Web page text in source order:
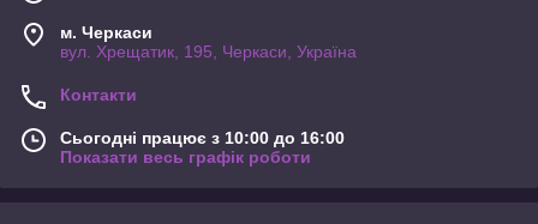
м. Черкаси
вул. Хрещатик, 195, Черкаси, Україна
Контакти
Сьогодні працює з 10:00 до 16:00
Показати весь графік роботи